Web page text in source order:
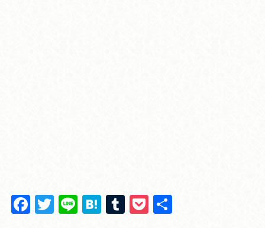
F
T
Li
H
T
P